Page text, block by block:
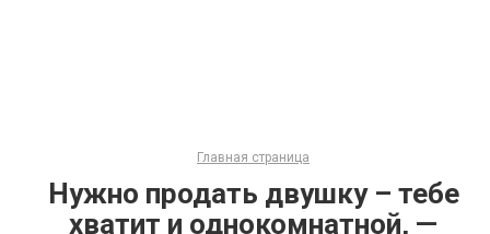
Главная страница
Нужно продать двушку – тебе
хватит и однокомнатной, —